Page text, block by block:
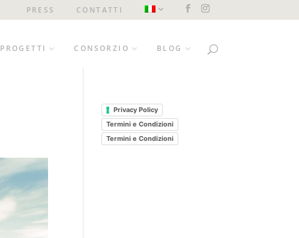
PRESS CONTATTI
PROGETTI CONSORZIO BLOG
Privacy Policy
Termini e Condizioni
Termini e Condizioni